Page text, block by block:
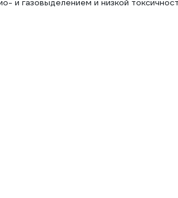
и газовыделением и низкой